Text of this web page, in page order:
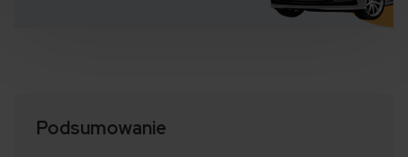
Podsumowanie